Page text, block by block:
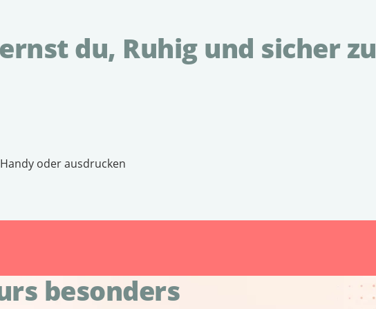
du, Ruhig und sicher zu
oder ausdrucken
besonders